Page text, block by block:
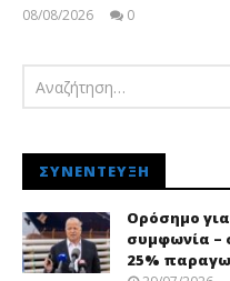
08/08/2026
0
ΣΥΝΈΝΤΕΥΞΗ
Ορόσημο
συμφωνία –
25%